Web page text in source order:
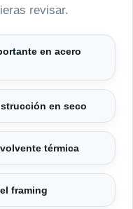
revisar.
en acero
en seco
térmica
framing